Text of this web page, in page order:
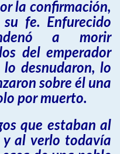
la confirmación,
fe. Enfurecido
a morir
del emperador
desnudaron, lo
sobre él una
por muerto.
que estaban al
y al verlo todavía